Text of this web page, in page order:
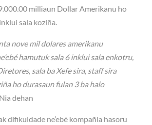
milliaun Dollar Amerikanu ho
sala koziña.
nove mil dolares amerikanu
hamutuk sala 6 inklui sala enkotru,
sala ba Xefe sira, staff sira
ho durasaun fulan 3 ba halo
dehan
difikuldade ne’ebé kompañia hasoru